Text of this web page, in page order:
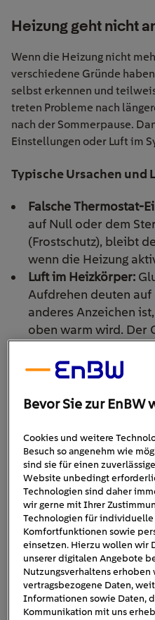
Heizung geht nicht
Wenn die Heizung nicht
verschiedene Gründe
selbst erkennen und
treten Probleme nach
nach der Sommerpause.
Einstellungen oder Luft im
Typische Ursachen und
Falsche Thermostat-
auf Null oder dem
(Frostschutz), bleibt
wenn die Heizung
Luft im Heizkörper:
Aufdrehen deuten auf
anderes Anzeichen
oben warm wird. Der
über das Ventil
Fällen sofort Abhilfe.
den Wasserdruck.
unter 1,0 bar,
korrekt. Optimal sind
aufs Manometer am
Bereich der Anzeige).
Wasser nachfüllen.
stets die
was die Heizung
Sommerbetrieb oder
Viele Heizgeräte
Außentemperaturen
Sommermodusoder
Bevor Sie zur EnBW
Cookies und weitere
Besuch so angenehm wie
sind sie für einen
Website unbedingt
Technologien sind daher
wir gerne mit Ihrer
Technologien für
Komfortfunktionen sowie
einsetzen. Hierzu wollen wir
unserer digitalen Angebote
Nutzungsverhaltens erhoben
vertragsbezogene Daten,
Informationen sowie Daten,
Kommunikation mit uns